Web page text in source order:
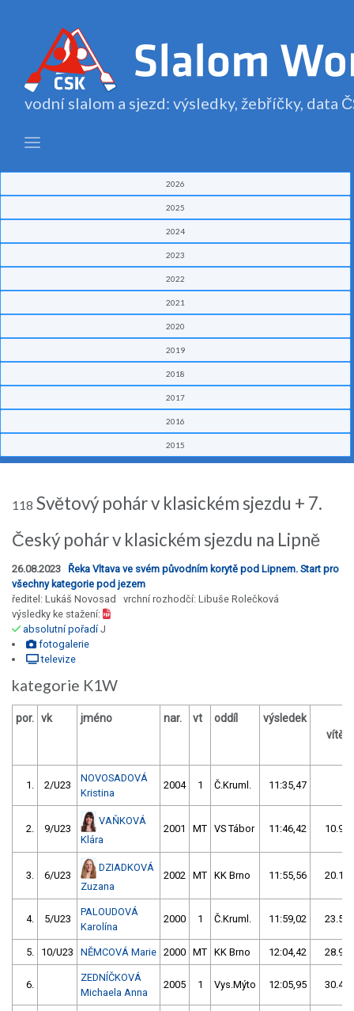
vodní slalom a sjezd: výsledky, žebříčky, data
2026
2025
2024
2023
2022
2021
2020
2019
2018
2017
2016
2015
118 Světový pohár v klasickém sjezdu + 7.
Český pohár v klasickém sjezdu na Lipně
26.08.2023 Řeka Vltava ve svém původním korytě pod Lipnem. Start pro
všechny kategorie pod jezem
ředitel: Lukáš Novosad vrchní rozhodčí: Libuše Rolečková
výsledky ke stažení:
absolutní pořadíJ
fotogalerie
televize
kategorie K1W
por. vk jméno nar. vt oddíl
výsledek
1. 2/U23
NOVOSADOVÁ
Kristina
2004 1 Č.Kruml. 11:35,47
2. 9/U23
VAŇKOVÁ
Klára
2001 MT VS Tábor 11:46,42
3. 6/U23
DZIADKOVÁ
Zuzana
2002 MT KK Brno 11:55,56
4. 5/U23
PALOUDOVÁ
Karolína
2000 1 Č.Kruml. 11:59,02
5. 10/U23 NĚMCOVÁ Marie 2000 MT KK Brno 12:04,42
6.
ZEDNÍČKOVÁ
Michaela Anna
2005 1 Vys.Mýto 12:05,95